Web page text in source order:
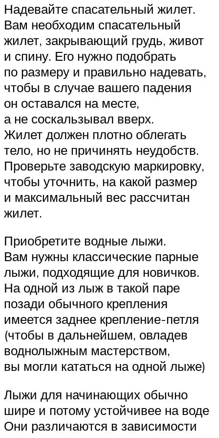
Надевайте спасательный жилет.
Вам необходим спасательный
жилет, закрывающий грудь, живот
и спину. Его нужно подобрать
по размеру и правильно надевать,
чтобы в случае вашего падения
он оставался на месте,
а не соскальзывал вверх.
Жилет должен плотно облегать
тело, но не причинять неудобств.
Проверьте заводскую маркировку,
чтобы уточнить, на какой размер
и максимальный вес рассчитан
жилет.
Приобретите водные лыжи.
Вам нужны классические парные
лыжи, подходящие для новичков.
На одной из лыж в такой паре
позади обычного крепления
имеется заднее крепление-петля
(чтобы в дальнейшем, овладев
воднолыжным мастерством,
вы могли кататься на одной лыже)
Лыжи для начинающих обычно
шире и потому устойчивее на воде
Они различаются в зависимости